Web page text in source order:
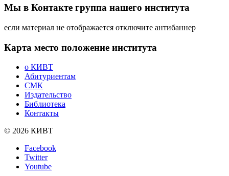
Мы в Контакте группа нашего института
если материал не отображается отключите антибаннер
Карта место положение института
о КИВТ
Абитуриентам
СМК
Издательство
Библиотека
Контакты
© 2026 КИВТ
Facebook
Twitter
Youtube